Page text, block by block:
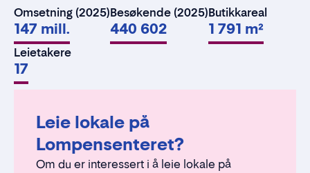
Omsetning (2025)
147 mill.
Besøkende (2025)
440 602
Butikkareal
1 791 m²
Leietakere
17
Leie lokale på
Lompensenteret?
Om du er interessert i å leie lokale på